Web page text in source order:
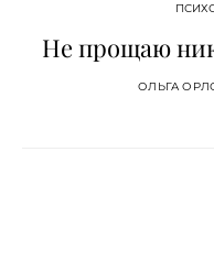
Не прощаю
ОЛЬГА